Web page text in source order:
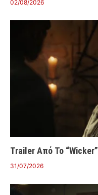
02/08/2026
Trailer Από Το “Wicker”
31/07/2026